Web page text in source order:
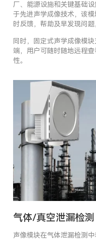
厂、能源设施和关键基础
于先进声学成像技术，该
时反馈，帮助及早发现问
同时，固定式声学成像模
端，用户可随时随地远程
性。
气体/真空泄漏检测
声像模块在气体泄漏检测